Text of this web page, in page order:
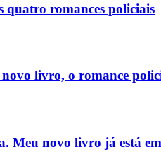
quatro romances policiais
livro, o romance
Meu novo livro já está